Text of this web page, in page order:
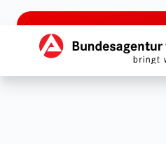
zu den Hauptinhalten springen